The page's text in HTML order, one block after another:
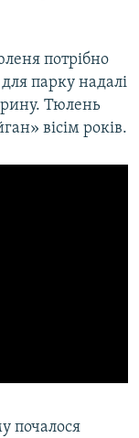
потрібно
парку надалі
Тюлень
вісім років.
почалося